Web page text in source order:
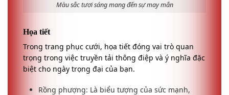
Màu sắc tươi sáng mang đến sự may mắn
Họa tiết
Trong trang phục cưới, họa tiết đóng vai trò quan
trọng trong việc truyền tải thông điệp và ý nghĩa đặc
biệt cho ngày trọng đại của bạn.
Rồng phượng: Là biểu tượng của sức mạnh,